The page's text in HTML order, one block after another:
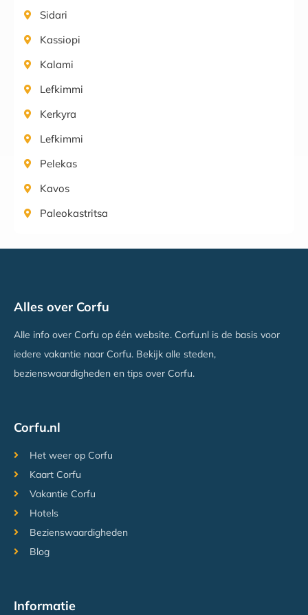
Sidari
Kassiopi
Kalami
Lefkimmi
Kerkyra
Lefkimmi
Pelekas
Kavos
Paleokastritsa
Alles over Corfu
Alle info over Corfu op één website. Corfu.nl is de basis voor
iedere vakantie naar Corfu. Bekijk alle steden,
bezienswaardigheden en tips over Corfu.
Corfu.nl
Het weer op Corfu
Kaart Corfu
Vakantie Corfu
Hotels
Bezienswaardigheden
Blog
Informatie